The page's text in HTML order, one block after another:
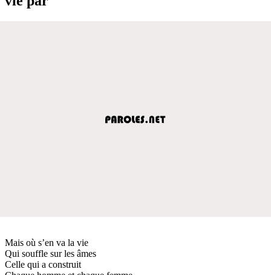
Mais où s’en va la vie
Qui souffle sur les âmes
Celle qui a construit